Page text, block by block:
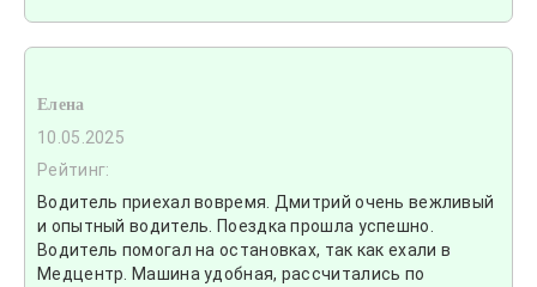
Елена
10.05.2025
Рейтинг:
Водитель приехал вовремя. Дмитрий очень вежливый
и опытный водитель. Поездка прошла успешно.
Водитель помогал на остановках, так как ехали в
Медцентр. Машина удобная, рассчитались по